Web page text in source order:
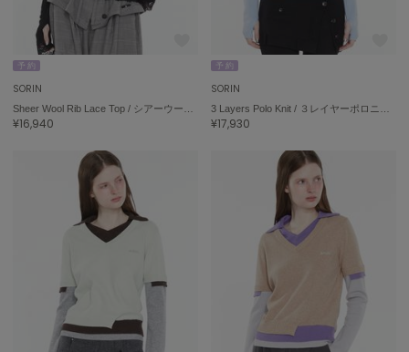
予 約
SORIN
¥16,940
予 約
SORIN
¥17,930